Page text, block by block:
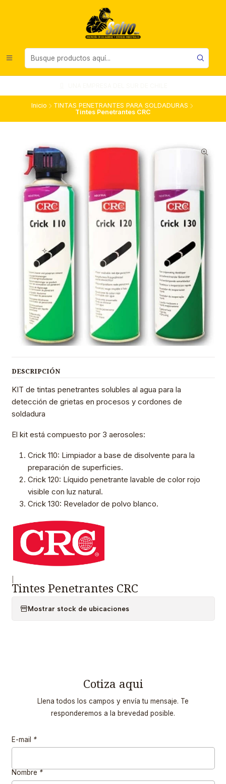
Inicio
TINTAS PENETRANTES PARA SOLDADURAS
Tintes Penetrantes CRC
DESCRIPCIÓN
KIT de tintas penetrantes solubles al agua para la
detección de grietas en procesos y cordones de
soldadura
El kit está compuesto por 3 aerosoles:
Crick 110: Limpiador a base de disolvente para la
preparación de superficies.
Crick 120: Líquido penetrante lavable de color rojo
visible con luz natural.
Crick 130: Revelador de polvo blanco.
Tintes Penetrantes CRC
Mostrar stock de ubicaciones
Cotiza aqui
Llena todos los campos y envía tu mensaje. Te
responderemos a la brevedad posible.
E-mail *
Nombre *